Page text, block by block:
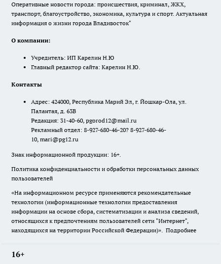
Оперативные новости города: происшествия, криминал, ЖКХ,
транспорт, благоустройство, экономика, культура и спорт. Актуальная
информация о жизни города Владивосток"
О компании:
Учредитель: ИП Карелин Н.Ю
Главный редактор сайта: Карелин Н.Ю.
Контакты
Адрес: 424000, Республика Марий Эл, г. Йошкар-Ола, ул.
Палантая, д. 63В
Редакция: 31-40-60, pgorod12@mail.ru
Рекламный отдел: 8-927-680-46-20? 8-927-680-46-
10, mari@pg12.ru
Знак информационной продукции: 16+.
Политика конфиденциальности и обработки персональных данных
пользователей
«На информационном ресурсе применяются рекомендательные
технологии (информационные технологии предоставления
информации на основе сбора, систематизации и анализа сведений,
относящихся к предпочтениям пользователей сети "Интернет",
находящихся на территории Российской Федерации)». Подробнее
16+